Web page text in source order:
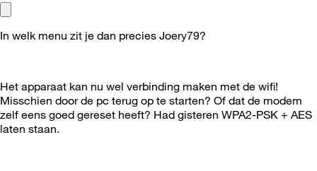
In welk menu zit je dan precies Joery79?
Het apparaat kan nu wel verbinding maken met de wifi!
Misschien door de pc terug op te starten? Of dat de modem
zelf eens goed gereset heeft? Had gisteren WPA2-PSK + AES
laten staan.